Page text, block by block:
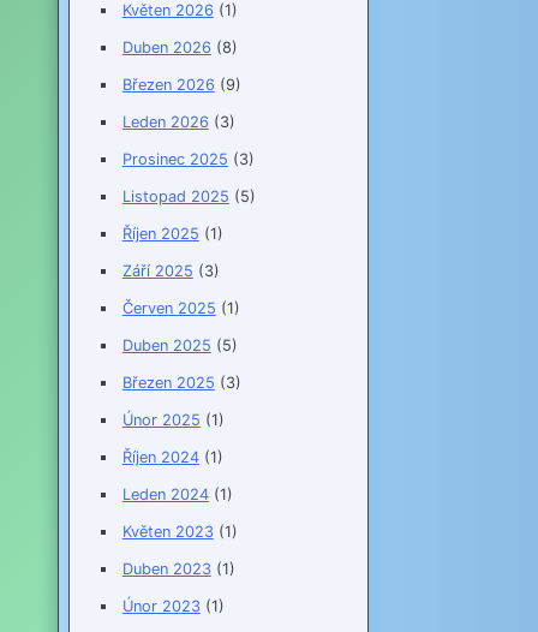
Květen 2026 (1)
Duben 2026 (8)
Březen 2026 (9)
Leden 2026 (3)
Prosinec 2025 (3)
Listopad 2025 (5)
Říjen 2025 (1)
Září 2025 (3)
Červen 2025 (1)
Duben 2025 (5)
Březen 2025 (3)
Únor 2025 (1)
Říjen 2024(1)
Leden 2024(1)
Květen 2023(1)
Duben 2023(1)
Únor 2023(1)